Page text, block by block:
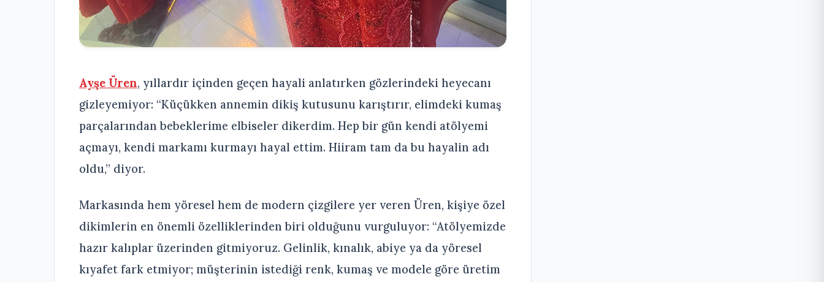
Ayşe Üren, yıllardır içinden geçen hayali anlatırken gözlerindeki heyecanı
gizleyemiyor: “Küçükken annemin dikiş kutusunu karıştırır, elimdeki kumaş
parçalarından bebeklerime elbiseler dikerdim. Hep bir gün kendi atölyemi
açmayı, kendi markamı kurmayı hayal ettim. Hiiram tam da bu hayalin adı
oldu,” diyor.
Markasında hem yöresel hem de modern çizgilere yer veren Üren, kişiye özel
dikimlerin en önemli özelliklerinden biri olduğunu vurguluyor: “Atölyemizde
hazır kalıplar üzerinden gitmiyoruz. Gelinlik, kınalık, abiye ya da yöresel
kıyafet fark etmiyor; müşterinin istediği renk, kumaş ve modele göre üretim